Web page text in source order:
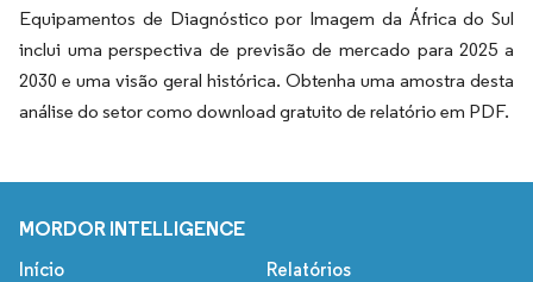
Equipamentos de Diagnóstico por Imagem da África do Sul
inclui uma perspectiva de previsão de mercado para 2025 a
2030 e uma visão geral histórica. Obtenha uma amostra desta
análise do setor como download gratuito de relatório em PDF.
MORDOR INTELLIGENCE
Início Relatórios